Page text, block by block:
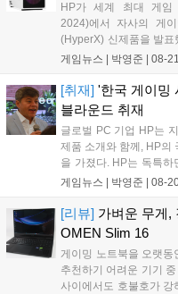
HP가 세계 최대 게임
2024)에서 자사의 게
(HyperX) 신제품을 발표
향상된 개인화 기능을
게임뉴스 | 박영준 08-21
[취재] '한국 게이밍
블라운드 취재
글로벌 PC 기업 HP는
제품 소개와 함께, HP의
을 가졌다. HP는 독특
아니라 사무직, 크리에
게임뉴스 | 박영준 08-
[리뷰] 가벼운 무게,
OMEN Slim 16
게이밍 노트북을 오랫동
추천하기 어려운 기기
사이에서도 호불호가 강